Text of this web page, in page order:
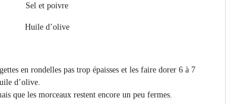
Sel et poivre
Huile d’olive
en rondelles pas trop épaisses et les faire dorer 6 à 7
d’olive.
que les morceaux restent encore un peu fermes.